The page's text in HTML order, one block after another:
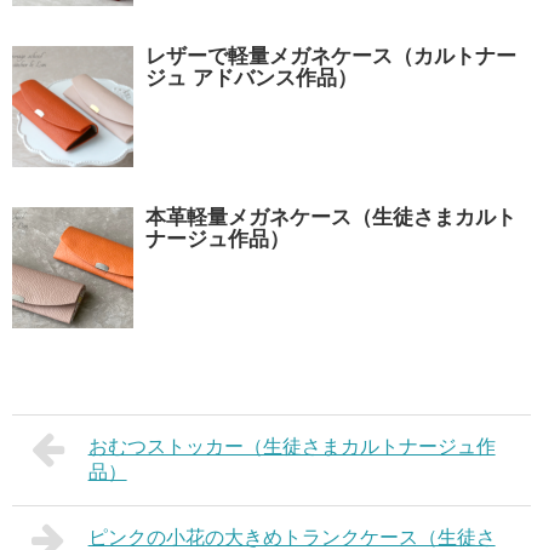
レザーで軽量メガネケース（カルトナー
ジュ アドバンス作品）
本革軽量メガネケース（生徒さまカルト
ナージュ作品）
おむつストッカー（生徒さまカルトナージュ作
品）
ピンクの小花の大きめトランクケース（生徒さ